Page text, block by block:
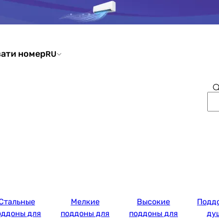
номерRU
для
Мелкие
поддоны для
Высокие
поддоны для